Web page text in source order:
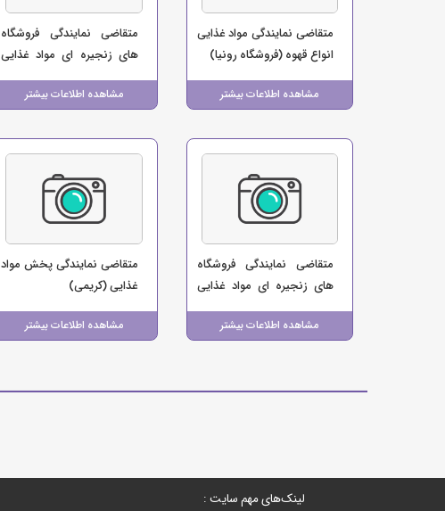
مشاهده اطلاعات بیشتر
متقاضی نمایندگی مواد غذایی
انواع قهوه (فروشگاه رونیا)
مشاهده اطلاعات بیشتر
متقاضی نمایندگی فروشگاه
های زنجیره ای مواد غذایی
(فروشگاه ایلام مارکت)
مشاهده اطلاعات بیشتر
متقاضی نمایندگی فروشگاه
های زنجیره ای مواد غذایی
(بابایی)
مشاهده اطلاعات بیشتر
متقاضی نمایندگی پخش مواد
غذایی (کریمی)
لینک‌های مهم سایت :